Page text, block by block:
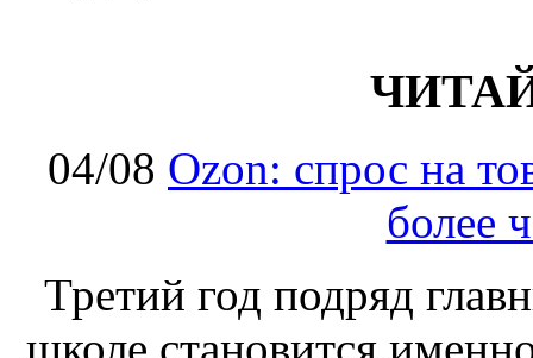
04/08 Ozon: спрос на
более
Третий год подряд
школе становится